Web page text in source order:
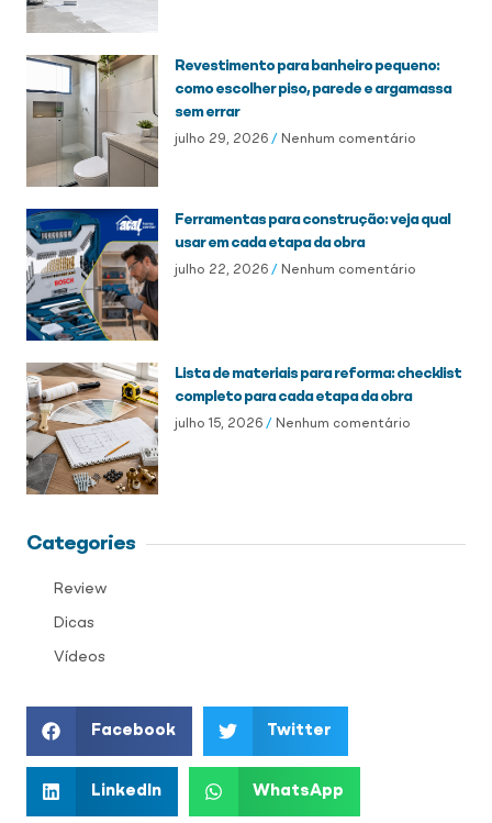
Revestimento para banheiro pequeno:
como escolher piso, parede e argamassa
sem errar
julho 29, 2026 Nenhum comentário
Ferramentas para construção: veja qual
usar em cada etapa da obra
julho 22, 2026 Nenhum comentário
Lista de materiais para reforma: checklist
completo para cada etapa da obra
julho 15, 2026 Nenhum comentário
Categories
Review
Dicas
Vídeos
Facebook Twitter
LinkedIn WhatsApp